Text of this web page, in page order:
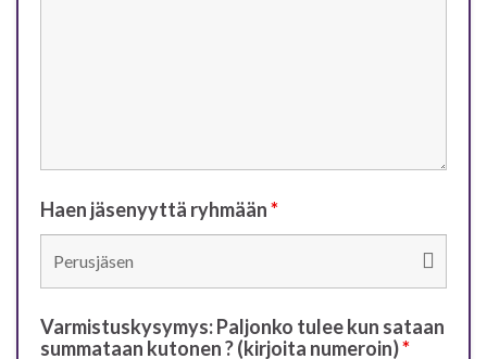
Haen jäsenyyttä ryhmään*
Varmistuskysymys: Paljonko tulee kun sataan
summataan kutonen ? (kirjoita numeroin)*